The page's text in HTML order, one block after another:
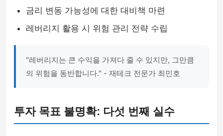
금리 변동 가능성에 대한 대비책 마련
레버리지 활용 시 위험 관리 전략 수립
"레버리지는 큰 수익을 가져다 줄 수 있지만, 그만큼
의 위험을 동반합니다." - 재테크 전문가 최민호
투자 목표 불명확: 다섯 번째 실수